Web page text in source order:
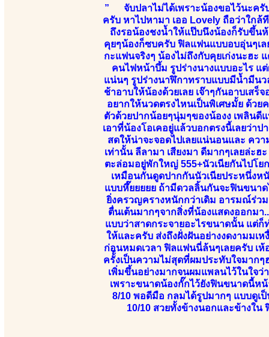
” จับปลาไม่ได้เพราะน้องขอไว้นะครับ
ครับ หาไปหามา เออ Lovely ถือว่าใกล้
ถึงรอน้องชงน้ำให้แป๊บนึงน้องก็รับขึ้น
คุยๆน้องก็ซบครับ ฟิลแฟนแบบอบอุ่นๆเ
กะแฟนจริงๆ น้องไม่ถึงกับคุยเก่งนะฮะ
คนไฟหน้าบึ้ม รูปร่างนางแบบอะไร แ
แน่นๆ รูปร่างนาฬิกาทราบแบบมีน้ำมีน
ช้าอาบให้น้องด้วยเลย เจ๊าๆกันอาบเส
อยากให้นวดตรงไหนเป็นพิเศษมั้ย ด้วย
ตัวด้วยปากน้อยๆนุ่มๆของน้องง เพลิน
เอาที่น้องโอเคอยู่แล้วบอกตรงนี้เลยว่า
สดให้น่าจะจอดไปเลยแน่นอนและ คว
เท่านั้น ลีลามา เสียงมา ดีมากๆเลยล่ะ
ตะล่อมอยู่พักใหญ่ 555+นัวเนียกันไปโ
เหมือนกันดูดปากกันนัวเนียประหนึ่ง
แบบหึ๊ยยยยย ถ้ามีดวลลิ้นกันจะฟินขนา
ยิ่งครวญครางหนักกว่าเดิม อารมณ์ร่ว
ตื่นเต้นมากๆจากสิ่งที่น้องแสดงออกมา
แบบว่าสาดกระจายอะไรขนาดนั้น แต่ก็
ให้และครับ ส่งถึงฝั่งฝันอย่างงดงามม
ก่อนหมดเวลา ฟิลแฟนนี่ล้นๆเลยครับ เ
ครั้้งเป็นความไม่สุดที่ผมประทับใจมากๆ
เพิ่มขึ้นอย่างมากจนผมแพลนไว้ในใจว่
เพราะขนาดน้องกั๊กไว้ยังฟินขนาดนี้ห
8/10 พอดีมือ กลมได้รูปมากๆ แบบดูเ
10/10 สวยทั้งข้างนอกและข้างใ